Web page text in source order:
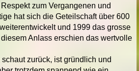
zum Vergangenen und
hat sich die Geteilschaft über 600
und 1999 das grosse
Anlass erschien das wertvolle
zurück, ist gründlich und